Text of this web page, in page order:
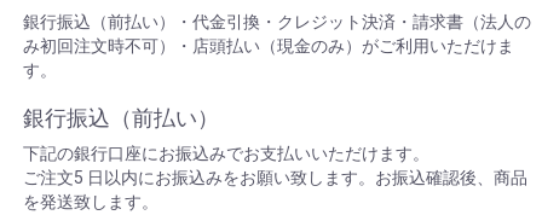
銀行振込（前払い）・代金引換・クレジット決済・請求書（法人の
み初回注文時不可）・店頭払い（現金のみ）がご利用いただけま
す。
銀行振込（前払い）
下記の銀行口座にお振込みでお支払いいただけます。
ご注文5 日以内にお振込みをお願い致します。お振込確認後、商品
を発送致します。